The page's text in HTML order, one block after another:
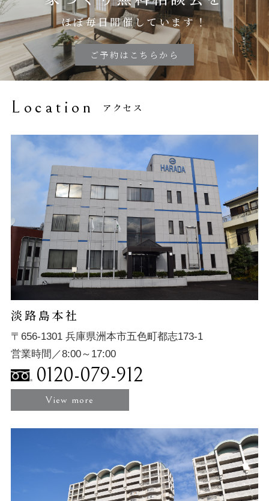
ほぼ毎日開催しています！
ご予約はこちらから
Location アクセス
淡路島本社
〒656-1301 兵庫県洲本市五色町都志173-1
営業時間／8:00～17:00
0120-079-912
View more